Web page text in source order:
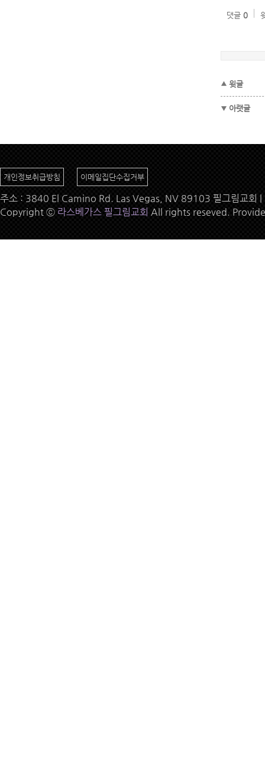
댓글 0
윗글
아랫글
개인정보취급방침 이메일집단수집거부
주소 : 3840 El Camino Rd. Las Vegas, NV 89103 필그림교
Copyright ⓒ 라스베가스 필그림교회 All rights reseved.